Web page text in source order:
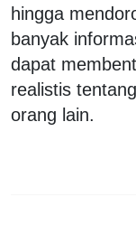
hingga
banyak
dapat
realistis
orang lain.